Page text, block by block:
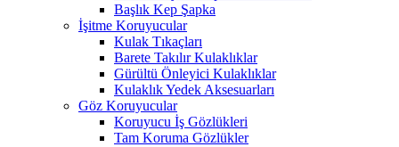
Başlık Kep Şapka
İşitme Koruyucular
Kulak Tıkaçları
Barete Takılır Kulaklıklar
Gürültü Önleyici Kulaklıklar
Kulaklık Yedek Aksesuarları
Göz Koruyucular
Koruyucu İş Gözlükleri
Tam Koruma Gözlükler